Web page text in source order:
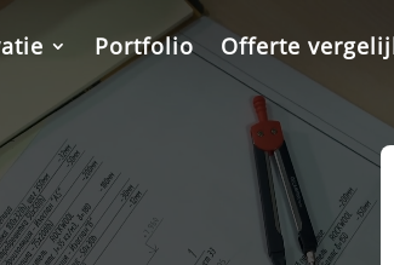
Portfolio Offerte